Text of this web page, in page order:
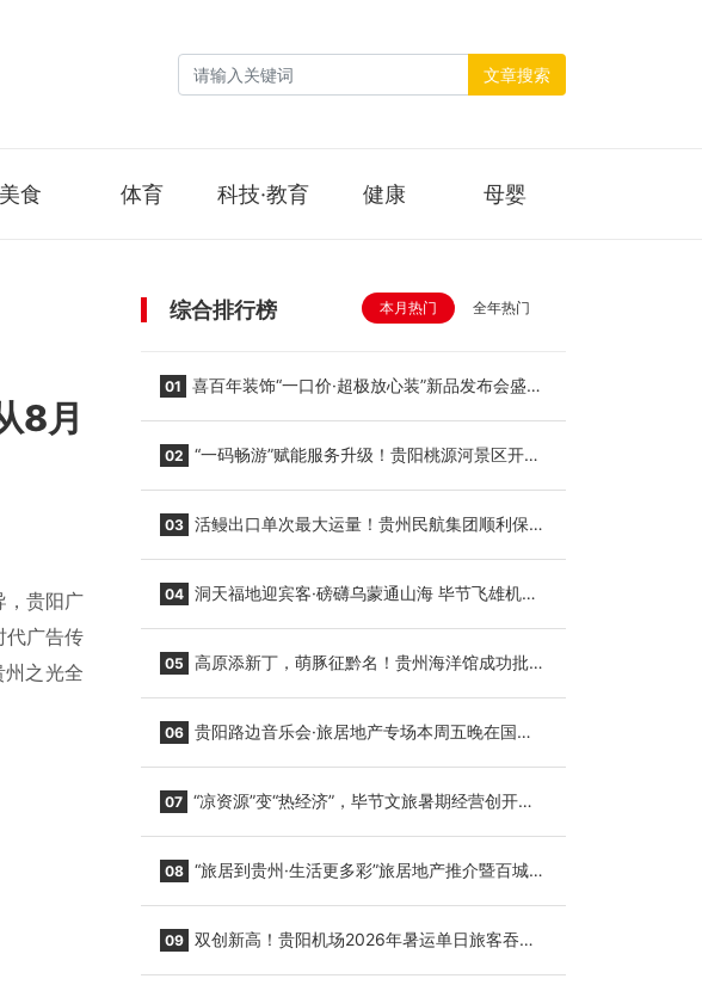
文章搜索
美食 体育 科技·教育 健康 母婴
8月
，贵阳广
代广告传
之光全
综合排行榜 本月热门 全年热门
01 喜百年装饰“一口价·超极放心装”新品发布会盛大
02 “一码畅游”赋能服务升级！贵阳桃源河景区开
03 活鳗出口单次最大运量！贵州民航集团顺利保障
04 洞天福地迎宾客·磅礴乌蒙通山海 毕节飞雄机场
05 高原添新丁，萌豚征黔名！贵州海洋馆成功批量
06 贵阳路边音乐会·旅居地产专场本周五晚在国际
07 “凉资源”变“热经济”，毕节文旅暑期经营创开门
08 “旅居到贵州·生活更多彩”旅居地产推介暨百城千
09 双创新高！贵阳机场2026年暑运单日旅客吞吐